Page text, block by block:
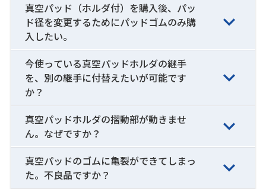
真空パッド（ホルダ付）を購入後、パッ
ド径を変更するためにパッドゴムのみ購
入したい。
今使っている真空パッドホルダの継手
を、別の継手に付替えたいが可能です
か？
真空パッドホルダの摺動部が動きませ
ん。なぜですか？
真空パッドのゴムに亀裂ができてしまっ
た。不良品ですか？